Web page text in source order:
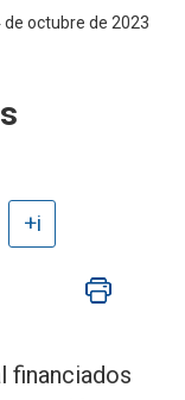
de octubre de 2023
+i
financiados